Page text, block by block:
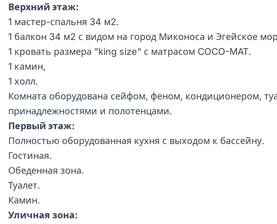
Верхний этаж:
1 мастер-спальня 34 м2.
1 балкон 34 м2 с видом на город Миконоса и Эгейское
1 кровать размера "king size" с матрасом COCO-MAT.
1 камин,
1 холл.
Комната оборудована сейфом, феном, кондиционером,
принадлежностями и полотенцами.
Первый этаж:
Полностью оборудованная кухня с выходом к бассейну.
Гостиная.
Обеденная зона.
Туалет.
Камин.
Уличная зона: